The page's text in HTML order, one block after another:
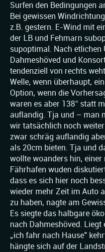
Surfen den Bedingungen
Bei gewissen
z.B. gestern. E-Wind mit
der LB und Fehmarn
supoptimal. Nach etlichen
Dahmeshöved und
tendenziell von rechts
Welle, wenn überhaupt,
Option, wenn die
waren es aber 138° statt
auflandig. Tja und – man
wir tatsächlich noch
zwar schräg auflandig
als 20cm bieten. Tja und
wollte woanders hin, einer
Fährhafen wuden
dass es sich hier noch
wieder mehr Zeit im Auto
zu haben, nagte am
Es siegte das halbgare
nach Dahmeshöved. Liegt
„ich fahr nach Hause"
hängte sich auf der